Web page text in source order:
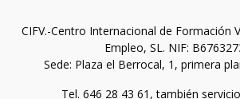
CIFV.-Centro Internacional de Formación
Empleo, SL. NIF:
Sede: Plaza el Berrocal, 1, primera
Tel. 646 28 43 61, también